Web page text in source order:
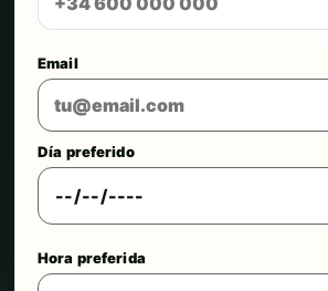
Email
Día preferido
Hora preferida